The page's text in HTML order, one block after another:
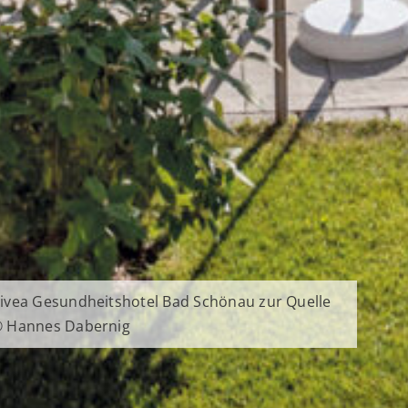
Gesundheitshotel Bad Schönau zur Quelle
Hannes Dabernig